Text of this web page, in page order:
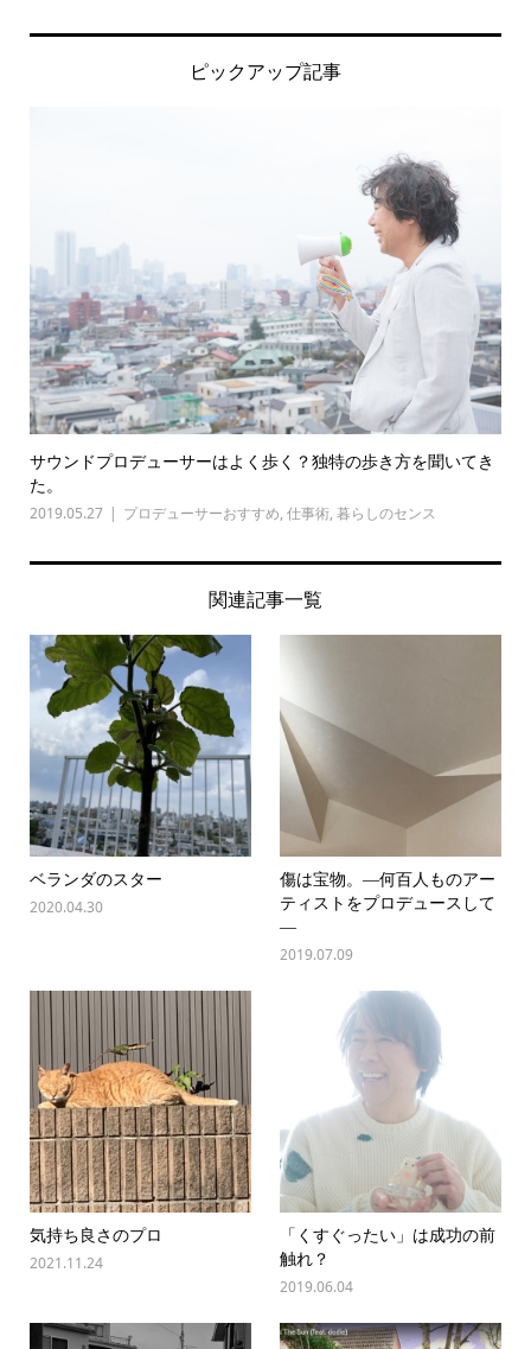
ピックアップ記事
サウンドプロデューサーはよく歩く？独特の歩き方を聞いてき
た。
2019.05.27 プロデューサーおすすめ, 仕事術, 暮らしのセンス
関連記事一覧
ベランダのスター
2020.04.30
傷は宝物。―何百人ものアー
ティストをプロデュースして
―
2019.07.09
気持ち良さのプロ
2021.11.24
「くすぐったい」は成功の前
触れ？
2019.06.04